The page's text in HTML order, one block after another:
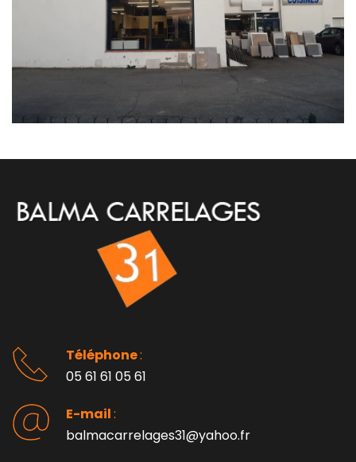
Téléphone :
05 61 61 05 61
E-mail :
balmacarrelages31@yahoo.fr